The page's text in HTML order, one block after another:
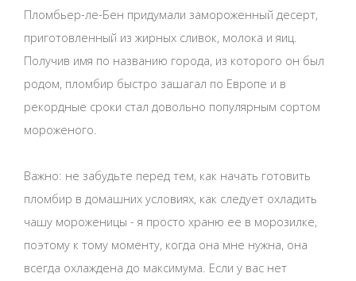
Пломбьер-ле-Бен придумали замороженный десерт,
приготовленный из жирных сливок, молока и яиц.
Получив имя по названию города, из которого он был
родом, пломбир быстро зашагал по Европе и в
рекордные сроки стал довольно популярным сортом
мороженого.
Важно: не забудьте перед тем, как начать готовить
пломбир в домашних условиях, как следует охладить
чашу мороженицы - я просто храню ее в морозилке,
поэтому к тому моменту, когда она мне нужна, она
всегда охлаждена до максимума. Если у вас нет